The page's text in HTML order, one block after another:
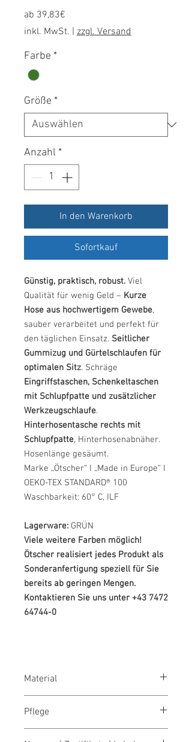
ab 39,83€
Preis
inkl. MwSt. zzgl. Versand
Farbe *
Größe *
Anzahl *
In den Warenkorb
Sofortkauf
Günstig, praktisch, robust. Viel
Qualität für wenig Geld – Kurze
Hose aus hochwertigem Gewebe,
sauber verarbeitet und perfekt für
den täglichen Einsatz. Seitlicher
Gummizug und Gürtelschlaufen für
optimalen Sitz. Schräge
Eingriffstaschen, Schenkeltaschen
mit Schlupfpatte und zusätzlicher
Werkzeugschlaufe.
Hinterhosentasche rechts mit
Schlupfpatte, Hinterhosenabnäher.
Hosenlänge gesäumt.
Marke „Ötscher“ I „Made in Europe“ I
OEKO-TEX STANDARD® 100
Waschbarkeit: 60° C, ILF
Lagerware: GRÜN
Viele weitere Farben möglich!
Ötscher realisiert jedes Produkt als
Sonderanfertigung speziell für Sie
bereits ab geringen Mengen.
Kontaktieren Sie uns unter +43 7472
64744-0
Material
g/m²
Pflege